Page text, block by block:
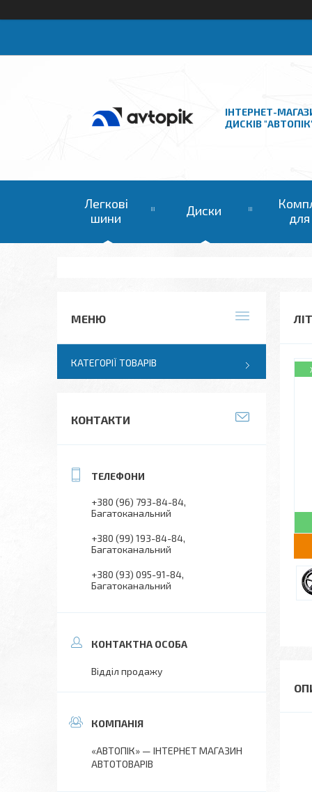
ІНТЕРНЕТ-
ДИСКІВ
Легкові
шини
Диски
для
КАТЕГОРІЇ ТОВАРІВ
КОНТАКТИ
+380 (96) 793-84-84
Багатоканальний
+380 (99) 193-84-84
Багатоканальний
+380 (93) 095-91-84
Багатоканальний
Відділ продажу
«АВТОПІК» — ІНТЕРНЕТ МАГАЗИН
АВТОТОВАРІВ